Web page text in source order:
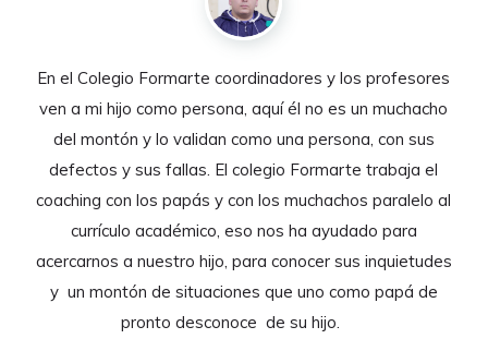
Nuestros estudiantes
¿Quién pueden estudiar en el Colegio
formarte?
Estudiantes que no encajan en el sistema
de educación tradicional.
Aquellos que consideran que necesitan un
sistema de educación diferente centrado
en sus pasiones y habilidades.
Nuestras clases
Momentos dentro del aula de clase:
DESCUBRIR
La posibilidad de estar conectado
= motivación
IMAGINAR
En la medida en que descubro algo nuevo
soy capaz de conectarme con ese
En el Colegio Formarte coordinadores y los profesores
ven a mi hijo como persona, aquí él no es un muchacho
del montón y lo validan como una persona, con sus
defectos y sus fallas. El colegio Formarte trabaja el
coaching con los papás y con los muchachos paralelo al
currículo académico, eso nos ha ayudado para
acercarnos a nuestro hijo, para conocer sus inquietudes
y un montón de situaciones que uno como papá de
pronto desconoce de su hijo.